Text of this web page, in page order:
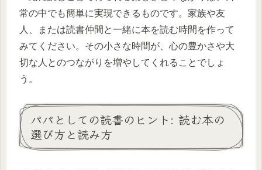
常の中でも簡単に実現できるものです。家族や友
人、または読書仲間と一緒に本を読む時間を作って
みてください。その小さな時間が、心の豊かさや大
切な人とのつながりを増やしてくれることでしょ
う。
パパとしての読書のヒント: 読む本の
選び方と読み方